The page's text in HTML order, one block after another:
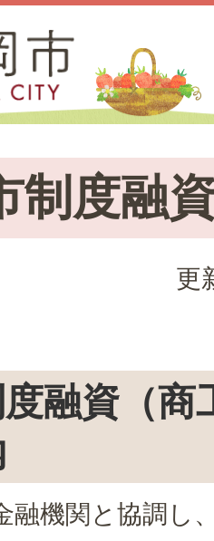
制度融
更
融資（商
融機関と協調し